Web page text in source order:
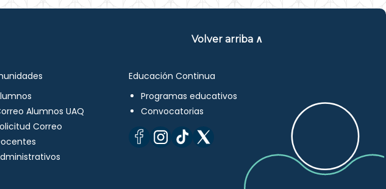
Volver arriba ∧
Alumnos UAQ
Correo
Educación Continua
Programas educativos
Convocatorias